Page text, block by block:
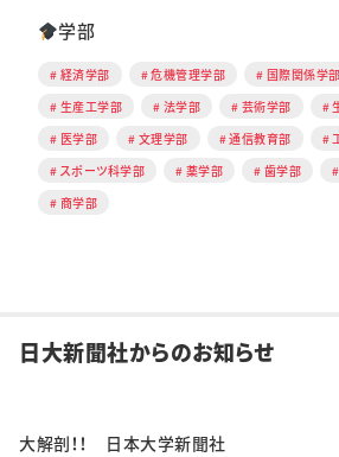
学部
経済学部 危機管理学部 国際関係学部
生産工学部
法学部 芸術学部
医学部
文理学部 通信教育部
スポーツ科学部
薬学部 歯学部
商学部
日大新聞社からのお知らせ
大解剖！！ 日本大学新聞社